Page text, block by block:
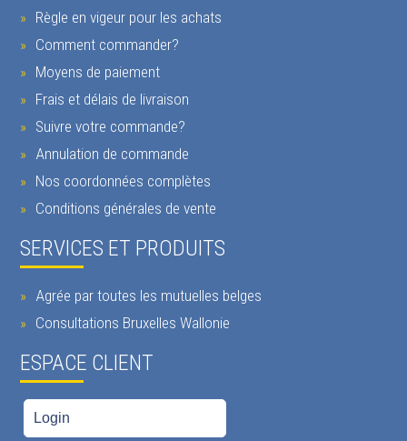
Règle en vigeur pour les achats
Comment commander?
Moyens de paiement
Frais et délais de livraison
Suivre votre commande?
Annulation de commande
Nos coordonnées complètes
Conditions générales de vente
SERVICES ET PRODUITS
Agrée par toutes les mutuelles belges
Consultations Bruxelles Wallonie
ESPACE CLIENT